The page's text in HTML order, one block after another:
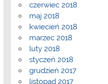
czerwiec 2018
maj 2018
kwiecień 2018
marzec 2018
luty 2018
styczeń 2018
grudzień 2017
listopad 2017